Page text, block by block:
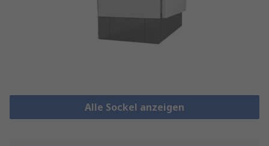
Alle Sockel anzeigen